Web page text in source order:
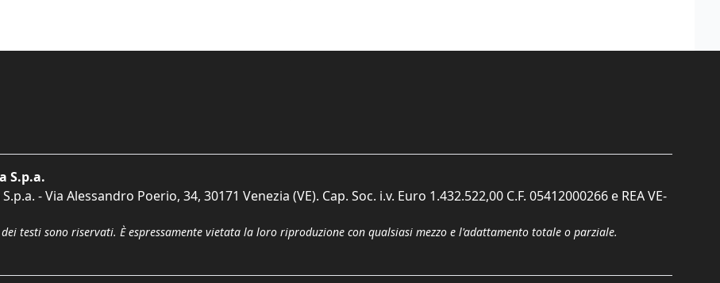
S.p.a.
- Via Alessandro Poerio, 34, 30171 Venezia (VE). Cap. Soc. i.v. Euro 1.432.522,00 C.F. 05412000266 e REA VE-
testi sono riservati. È espressamente vietata la loro riproduzione con qualsiasi mezzo e l'adattamento totale o parziale.